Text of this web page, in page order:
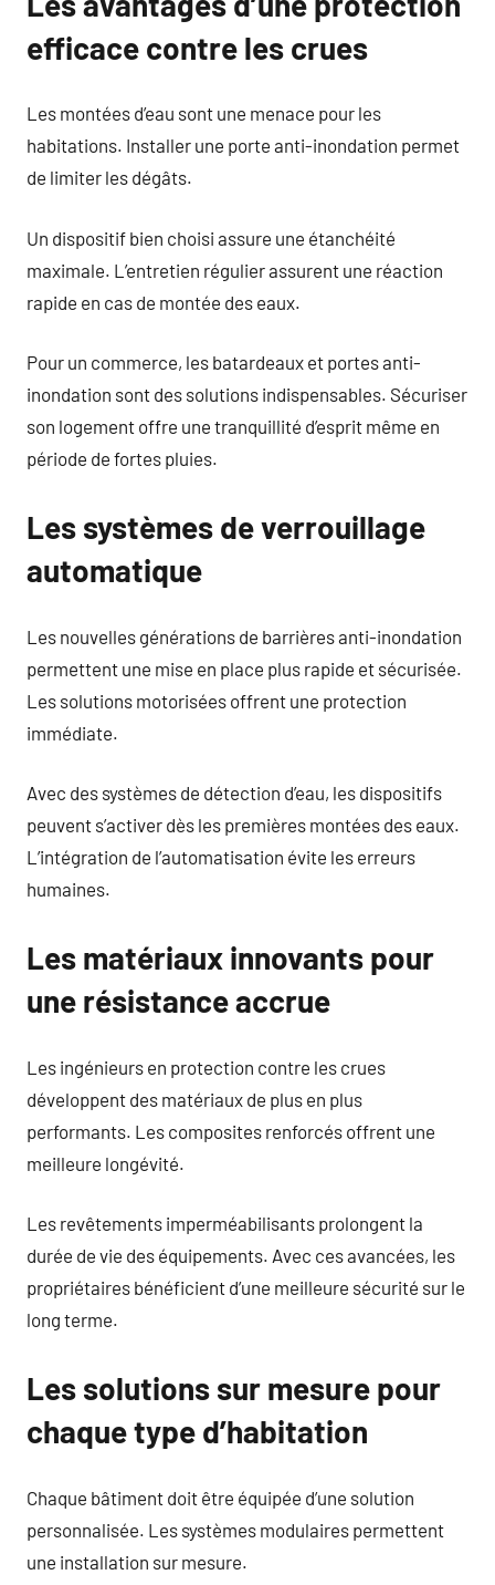
efficace contre les crues
Les montées d’eau sont une menace pour les
habitations. Installer une porte anti-inondation permet
de limiter les dégâts.
Un dispositif bien choisi assure une étanchéité
maximale. L’entretien régulier assurent une réaction
rapide en cas de montée des eaux.
Pour un commerce, les batardeaux et portes anti-
inondation sont des solutions indispensables. Sécuriser
son logement offre une tranquillité d’esprit même en
période de fortes pluies.
Les systèmes de verrouillage
automatique
Les nouvelles générations de barrières anti-inondation
permettent une mise en place plus rapide et sécurisée.
Les solutions motorisées offrent une protection
immédiate.
Avec des systèmes de détection d’eau, les dispositifs
peuvent s’activer dès les premières montées des eaux.
L’intégration de l’automatisation évite les erreurs
humaines.
Les matériaux innovants pour
une résistance accrue
Les ingénieurs en protection contre les crues
développent des matériaux de plus en plus
performants. Les composites renforcés offrent une
meilleure longévité.
Les revêtements imperméabilisants prolongent la
durée de vie des équipements. Avec ces avancées, les
propriétaires bénéficient d’une meilleure sécurité sur le
long terme.
Les solutions sur mesure pour
chaque type d’habitation
Chaque bâtiment doit être équipée d’une solution
personnalisée. Les systèmes modulaires permettent
une installation sur mesure.